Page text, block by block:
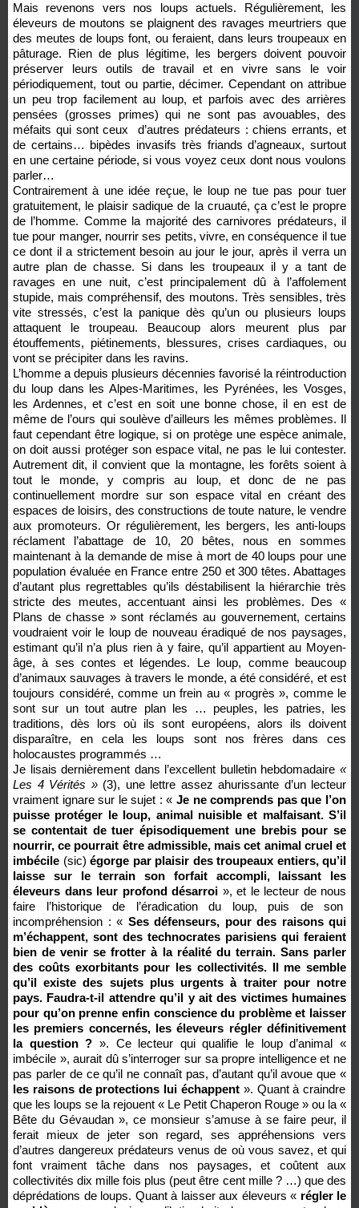
Mais revenons vers nos loups actuels. Régulièrement, les
éleveurs de moutons se plaignent des ravages meurtriers que
des meutes de loups font, ou feraient, dans leurs troupeaux en
pâturage. Rien de plus légitime, les bergers doivent pouvoir
préserver leurs outils de travail et en vivre sans le voir
périodiquement, tout ou partie, décimer. Cependant on attribue
un peu trop facilement au loup, et parfois avec des arrières
pensées (grosses primes) qui ne sont pas avouables, des
méfaits qui sont ceux d’autres prédateurs : chiens errants, et
de certains… bipèdes invasifs très friands d’agneaux, surtout
en une certaine période, si vous voyez ceux dont nous voulons
parler…
Contrairement à une idée reçue, le loup ne tue pas pour tuer
gratuitement, le plaisir sadique de la cruauté, ça c’est le propre
de l’homme. Comme la majorité des carnivores prédateurs, il
tue pour manger, nourrir ses petits, vivre, en conséquence il tue
ce dont il a strictement besoin au jour le jour, après il verra un
autre plan de chasse. Si dans les troupeaux il y a tant de
ravages en une nuit, c’est principalement dû à l’affolement
stupide, mais compréhensif, des moutons. Très sensibles, très
vite stressés, c’est la panique dès qu’un ou plusieurs loups
attaquent le troupeau. Beaucoup alors meurent plus par
étouffements, piétinements, blessures, crises cardiaques, ou
vont se précipiter dans les ravins.
L’homme a depuis plusieurs décennies favorisé la réintroduction
du loup dans les Alpes-Maritimes, les Pyrénées, les Vosges,
les Ardennes, et c’est en soit une bonne chose, il en est de
même de l’ours qui soulève d’ailleurs les mêmes problèmes. Il
faut cependant être logique, si on protège une espèce animale,
on doit aussi protéger son espace vital, ne pas le lui contester.
Autrement dit, il convient que la montagne, les forêts soient à
tout le monde, y compris au loup, et donc de ne pas
continuellement mordre sur son espace vital en créant des
espaces de loisirs, des constructions de toute nature, le vendre
aux promoteurs. Or régulièrement, les bergers, les anti-loups
réclament l’abattage de 10, 20 bêtes, nous en sommes
maintenant à la demande de mise à mort de 40 loups pour une
population évaluée en France entre 250 et 300 têtes. Abattages
d’autant plus regrettables qu’ils déstabilisent la hiérarchie très
stricte des meutes, accentuant ainsi les problèmes. Des «
Plans de chasse » sont réclamés au gouvernement, certains
voudraient voir le loup de nouveau éradiqué de nos paysages,
estimant qu’il n’a plus rien à y faire, qu’il appartient au Moyen-
âge, à ses contes et légendes. Le loup, comme beaucoup
d’animaux sauvages à travers le monde, a été considéré, et est
toujours considéré, comme un frein au « progrès », comme le
sont sur un tout autre plan les … peuples, les patries, les
traditions, dès lors où ils sont européens, alors ils doivent
disparaître, en cela les loups sont nos frères dans ces
holocaustes programmés …
Je lisais dernièrement dans l’excellent bulletin hebdomadaire «
Les 4 Vérités »(3), une lettre assez ahurissante d’un lecteur
vraiment ignare sur le sujet : « Je ne comprends pas que l’on
puisse protéger le loup, animal nuisible et malfaisant. S’il
se contentait de tuer épisodiquement une brebis pour se
nourrir, ce pourrait être admissible, mais cet animal cruel et
imbécile (sic) égorge par plaisir des troupeaux entiers, qu’il
laisse sur le terrain son forfait accompli, laissant les
éleveurs dans leur profond désarroi », et le lecteur de nous
faire l’historique de l’éradication du loup, puis de son
incompréhension : « Ses défenseurs, pour des raisons qui
m’échappent, sont des technocrates parisiens qui feraient
bien de venir se frotter à la réalité du terrain. Sans parler
des coûts exorbitants pour les collectivités. Il me semble
qu’il existe des sujets plus urgents à traiter pour notre
pays. Faudra-t-il attendre qu’il y ait des victimes humaines
pour qu’on prenne enfin conscience du problème et laisser
les premiers concernés, les éleveurs régler définitivement
la question ? ». Ce lecteur qui qualifie le loup d’animal «
imbécile », aurait dû s’interroger sur sa propre intelligence et ne
pas parler de ce qu’il ne connaît pas, d’autant qu’il avoue que «
les raisons de protections lui échappent ». Quant à craindre
que les loups se la rejouent « Le Petit Chaperon Rouge » ou la «
Bête du Gévaudan », ce monsieur s’amuse à se faire peur, il
ferait mieux de jeter son regard, ses appréhensions vers
d’autres dangereux prédateurs venus de où vous savez, et qui
font vraiment tâche dans nos paysages, et coûtent aux
collectivités dix mille fois plus (peut être cent mille ? …) que des
déprédations de loups. Quant à laisser aux éleveurs « régler le